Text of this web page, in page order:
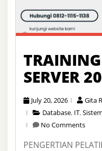
SERVER
July 20, 2026
Gita
Database, IT,
No Comments
PENGERTIAN